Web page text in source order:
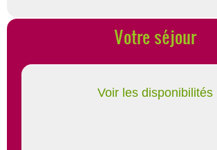
Votre séjour
Voir les disponibilités